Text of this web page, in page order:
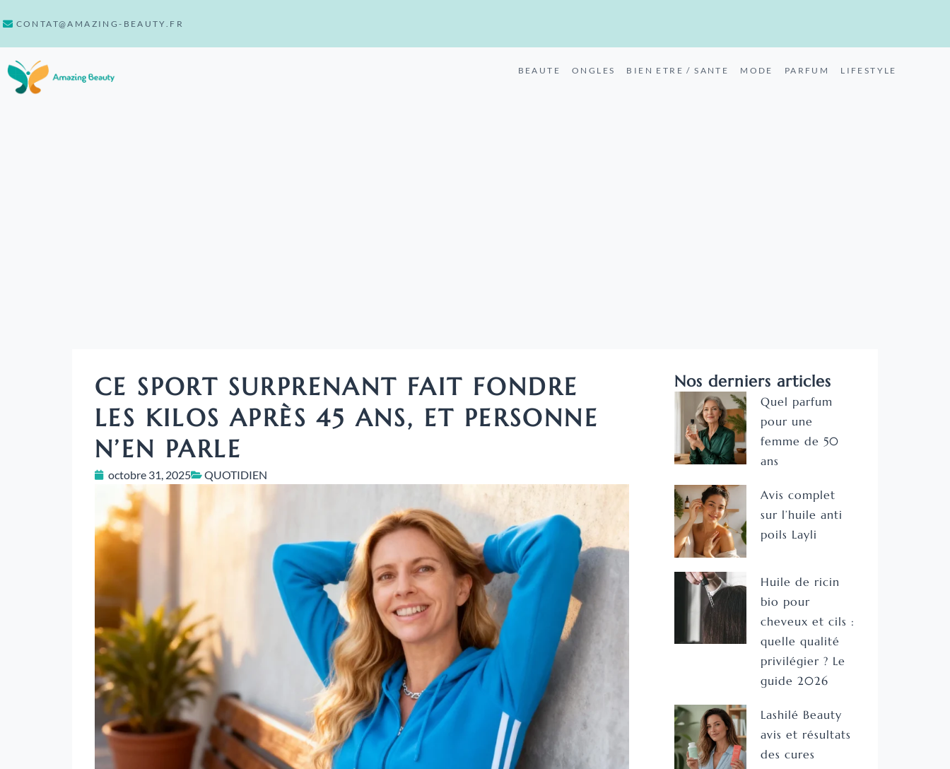
CONTAT@AMAZING-BEAUTY.FR
BEAUTE ONGLES BIEN ETRE / SANTE MODE PARFUM LIFESTYLE
CE SPORT SURPRENANT FAIT FONDRE
LES KILOS APRÈS 45 ANS, ET PERSONNE
N’EN PARLE
octobre 31, 2025 QUOTIDIEN
Nos derniers articles
Quel parfum
pour une
femme de 50
ans
Avis complet
sur l’huile anti
poils Layli
Huile de ricin
bio pour
cheveux et cils :
quelle qualité
privilégier ? Le
guide 2026
Lashilé Beauty
avis et résultats
des cures